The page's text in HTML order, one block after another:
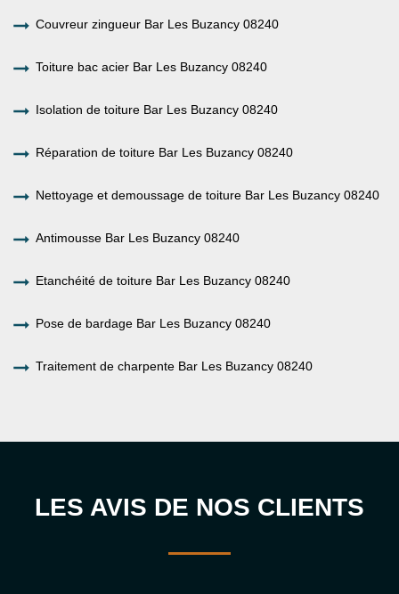
Couvreur zingueur Bar Les Buzancy 08240
Toiture bac acier Bar Les Buzancy 08240
Isolation de toiture Bar Les Buzancy 08240
Réparation de toiture Bar Les Buzancy 08240
Nettoyage et demoussage de toiture Bar Les Buzancy 08240
Antimousse Bar Les Buzancy 08240
Etanchéité de toiture Bar Les Buzancy 08240
Pose de bardage Bar Les Buzancy 08240
Traitement de charpente Bar Les Buzancy 08240
LES AVIS DE NOS CLIENTS